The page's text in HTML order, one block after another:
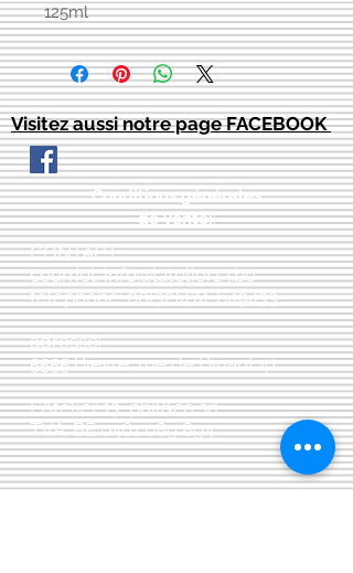
125ml
Visitez aussi notre page FACEBOOK
Conditions générales
de vente::
CONTACT:
courriel:info@latelier13.be
téléphone:00(32)474-649433
adresse:
5555 Bièvre, rue de Dinant 41
L'Atelier 13, phil&co srl
TVA: BE0461 089 894